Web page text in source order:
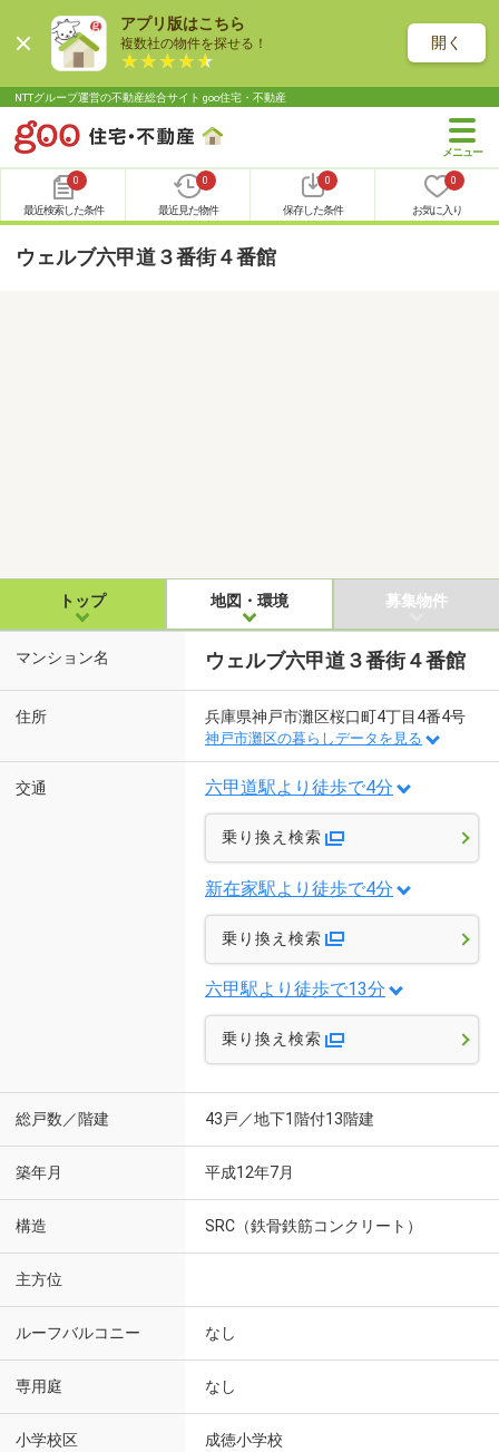
アプリ版はこちら
複数社の物件を探せる！ 開く
NTTグループ運営の不動産総合サイト goo住宅・不動産
0
最近検索した条件
0
最近見た物件
0
保存した条件
0
お気に入り
ウェルブ六甲道３番街４番館
トップ 地図・環境 募集物件
マンション名 ウェルブ六甲道３番街４番館
住所 兵庫県神戸市灘区桜口町4丁目4番4号
神戸市灘区の暮らしデータを見る
交通 六甲道駅より徒歩で4分
乗り換え検索
新在家駅より徒歩で4分
乗り換え検索
六甲駅より徒歩で13分
乗り換え検索
総戸数／階建 43戸／地下1階付13階建
築年月 平成12年7月
構造 SRC（鉄骨鉄筋コンクリート）
主方位
ルーフバルコニー なし
専用庭 なし
小学校区 成徳小学校